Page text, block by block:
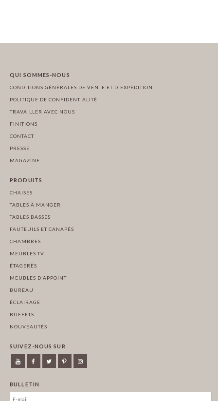
QUI SOMMES-NOUS
CONDITIONS GÉNÉRALES DE VENTE ET D'EXPÉDITION
POLITIQUE DE CONFIDENTIALITÉ
TRAVAILLER AVEC NOUS
FINITIONS
CONTACT
PRESSE
MAGAZINE
PRODUITS
CHAISES
TABLES À MANGER
TABLES BASSES
FAUTEUILS ET CANAPÉS
CHAMBRES
MEUBLES TV
ÉTAGERÈS
MEUBLES D'APPOINT
BUREAU
ÉCLAIRAGE
BUFFETS
NOUVEAUTÉS
SUIVEZ-NOUS SUR
BULLETIN